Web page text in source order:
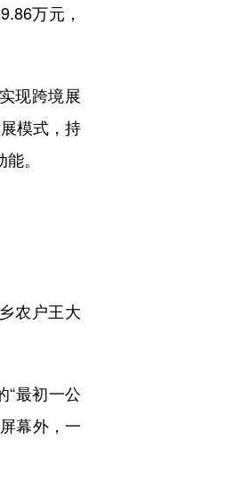
万元，
现跨境展
模式，持
。
农户王大
最初一公
幕外，一